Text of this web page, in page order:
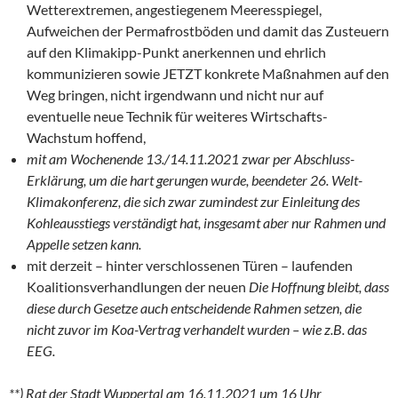
Wetterextremen, angestiegenem Meeresspiegel,
Aufweichen der Permafrostböden und damit das Zusteuern
auf den Klimakipp-Punkt anerkennen und ehrlich
kommunizieren sowie JETZT konkrete Maßnahmen auf den
Weg bringen, nicht irgendwann und nicht nur auf
eventuelle neue Technik für weiteres Wirtschafts-
Wachstum hoffend,
mit am Wochenende 13./14.11.2021 zwar per Abschluss-
Erklärung, um die hart gerungen wurde, beendeter 26. Welt-
Klimakonferenz, die sich zwar zumindest zur Einleitung des
Kohleausstiegs verständigt hat, insgesamt aber nur Rahmen und
Appelle setzen kann.
mit derzeit – hinter verschlossenen Türen – laufenden
Koalitionsverhandlungen der neuen Die Hoffnung bleibt, dass
diese durch Gesetze auch entscheidende Rahmen setzen, die
nicht zuvor im Koa-Vertrag verhandelt wurden – wie z.B. das
EEG.
**) Rat der Stadt Wuppertal am 16.11.2021 um 16 Uhr